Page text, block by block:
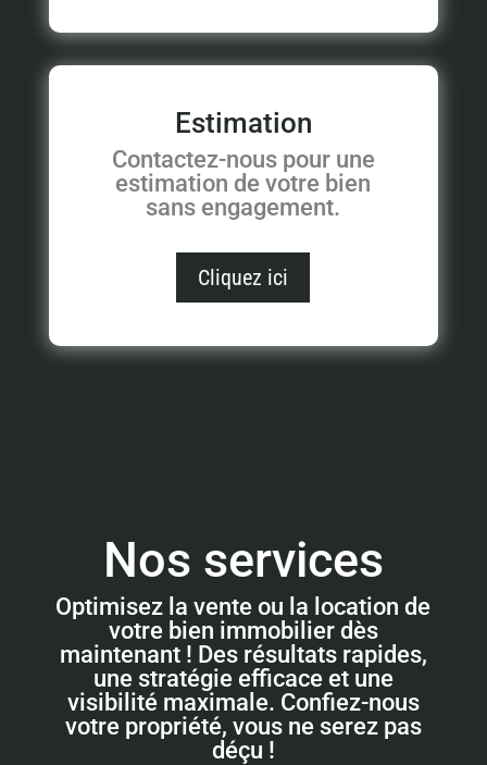
Estimation
Contactez-nous pour une
estimation de votre bien
sans engagement.
Cliquez ici
Nos services
Optimisez la vente ou la location de
votre bien immobilier dès
maintenant ! Des résultats rapides,
une stratégie efficace et une
visibilité maximale. Confiez-nous
votre propriété, vous ne serez pas
déçu !